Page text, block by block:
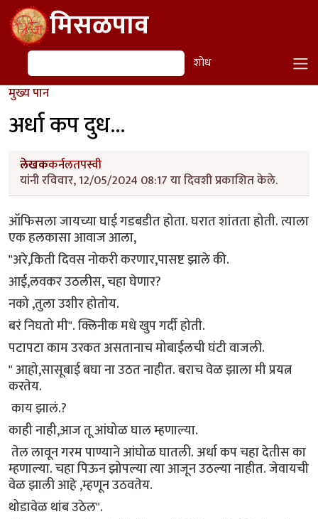
Skip to main contentमिसळपाव
शोध शोध
मुख्य पान
अर्धा कप दुध...
लेखककर्नलतपस्वी
यांनी रविवार, 12/05/2024 08:17 या दिवशी प्रकाशित केले.
ऑफिसला जायच्या घाई गडबडीत होता. घरात शांतता होती. त्याला
एक हलकासा आवाज आला,
"अरे,किती दिवस नोकरी करणार,पासष्ट झाले की.
आई,लवकर उठलीस, चहा घेणार?
नको ,तुला उशीर होतोय.
बरं निघतो मी". क्लिनीक मधे खुप गर्दी होती.
पटापटा काम उरकत असतानाच मोबाईलची घंटी वाजली.
" आहो,सासूबाई बघा ना उठत नाहीत. बराच वेळ झाला मी प्रयत्न
करतेय.
काय झालं.?
काही नाही,आज तू आंघोळ घाल म्हणाल्या.
तेल लावून गरम पाण्याने आंघोळ घातली. अर्धा कप चहा देतीस का
म्हणाल्या. चहा पिऊन झोपल्या त्या आजून उठल्या नाहीत. जेवायची
वेळ झाली आहे ,म्हणून उठवतेय.
थोडावेळ थांब उठेल".